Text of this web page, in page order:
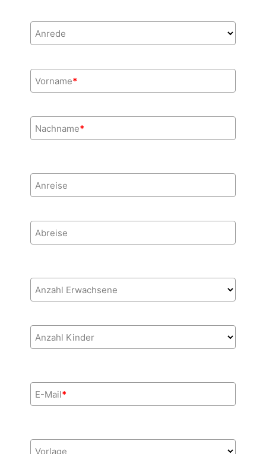
Anrede
Vorname*
Nachname*
Anreise
Abreise
Anzahl Erwachsene
Anzahl Kinder
E-Mail*
Vorlage